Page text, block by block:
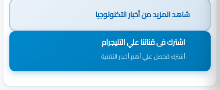
شاهد المزيد منأخبار التكنولوجيا
اشترك فى قناتنا علي التليجرام
أشترك لتحصل علي أهم أخبار التقنية